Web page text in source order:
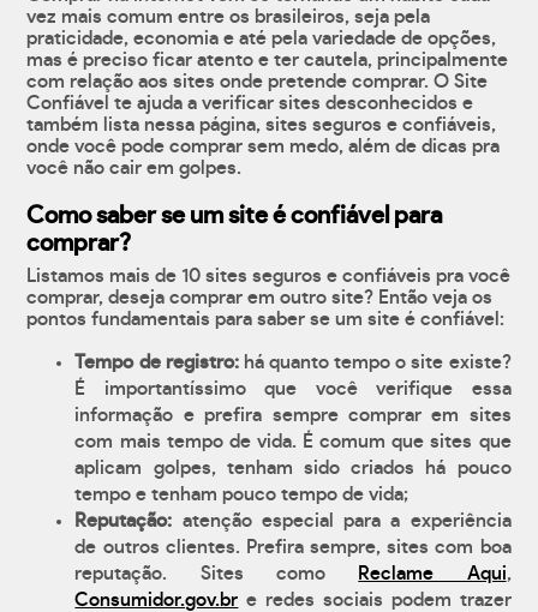
vez mais comum entre os brasileiros, seja pela
praticidade, economia e até pela variedade de opções,
mas é preciso ficar atento e ter cautela, principalmente
com relação aos sites onde pretende comprar. O Site
Confiável te ajuda a verificar sites desconhecidos e
também lista nessa página, sites seguros e confiáveis,
onde você pode comprar sem medo, além de dicas pra
você não cair em golpes.
Como saber se um site é confiável para
comprar?
Listamos mais de 10 sites seguros e confiáveis pra você
comprar, deseja comprar em outro site? Então veja os
pontos fundamentais para saber se um site é confiável:
Tempo de registro:há quanto tempo o site existe?
É importantíssimo que você verifique essa
informação e prefira sempre comprar em sites
com mais tempo de vida. É comum que sites que
aplicam golpes, tenham sido criados há pouco
tempo e tenham pouco tempo de vida;
Reputação: atenção especial para a experiência
de outros clientes. Prefira sempre, sites com boa
reputação. Sites como
Reclame Aqui,
Consumidor.gov.br e redes sociais podem trazer